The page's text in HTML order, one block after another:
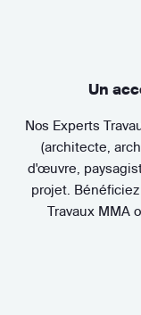
Un
Nos Experts
(architecte,
d'œuvre,
projet.
Travaux MMA